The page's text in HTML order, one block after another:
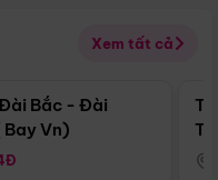
Xem tất cả
Điểm nổi bật
Bắc - Đài
Vn)